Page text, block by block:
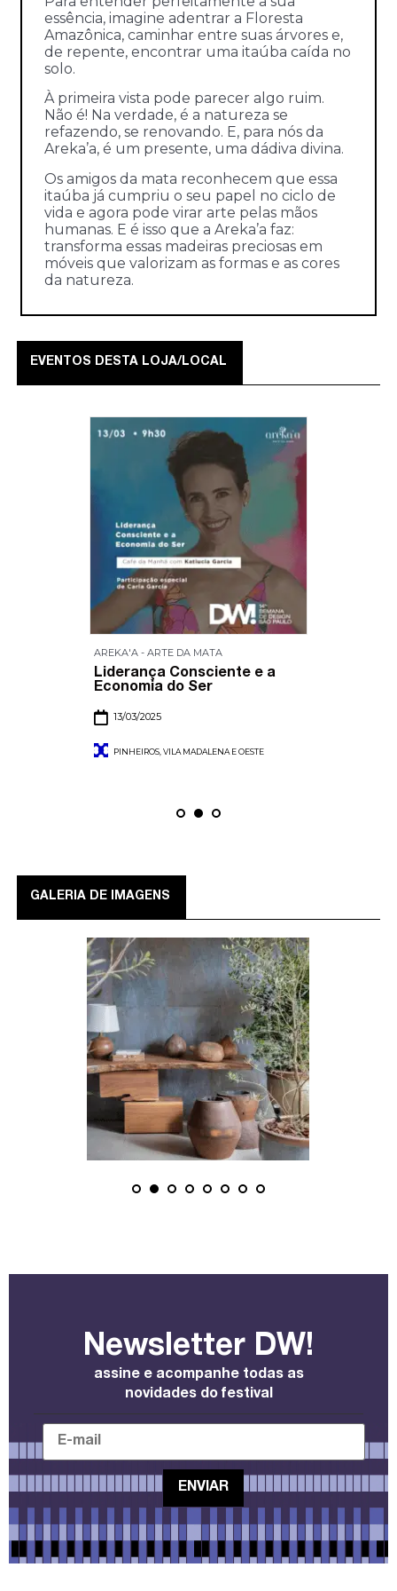
essência, imagine adentrar a Floresta
Amazônica, caminhar entre suas árvores e,
de repente, encontrar uma itaúba caída no
solo.
À primeira vista pode parecer algo ruim.
Não é! Na verdade, é a natureza se
refazendo, se renovando. E, para nós da
Areka’a, é um presente, uma dádiva divina.
Os amigos da mata reconhecem que essa
itaúba já cumpriu o seu papel no ciclo de
vida e agora pode virar arte pelas mãos
humanas. E é isso que a Areka’a faz:
transforma essas madeiras preciosas em
móveis que valorizam as formas e as cores
da natureza.
EVENTOS DESTA LOJA/LOCAL
AREKA'A - ARTE DA MATA
Liderança Consciente e a
Economia do Ser
13/03/2025
PINHEIROS, VILA MADALENA E OESTE
GALERIA DE IMAGENS
Newsletter DW!
assine e acompanhe todas as
novidades do festival